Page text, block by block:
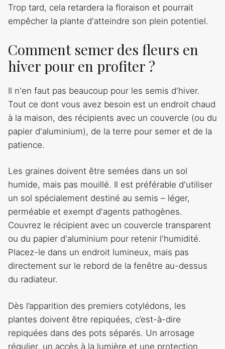
Trop tard, cela retardera la floraison et pourrait
empêcher la plante d'atteindre son plein potentiel.
Comment semer des fleurs en
hiver pour en profiter ?
Il n'en faut pas beaucoup pour les semis d'hiver.
Tout ce dont vous avez besoin est un endroit chaud
à la maison, des récipients avec un couvercle (ou du
papier d'aluminium), de la terre pour semer et de la
patience.
Les graines doivent être semées dans un sol
humide, mais pas mouillé. Il est préférable d'utiliser
un sol spécialement destiné au semis – léger,
perméable et exempt d'agents pathogènes.
Couvrez le récipient avec un couvercle transparent
ou du papier d'aluminium pour retenir l'humidité.
Placez-le dans un endroit lumineux, mais pas
directement sur le rebord de la fenêtre au-dessus
du radiateur.
Dès l’apparition des premiers cotylédons, les
plantes doivent être repiquées, c’est-à-dire
repiquées dans des pots séparés. Un arrosage
régulier, un accès à la lumière et une protection